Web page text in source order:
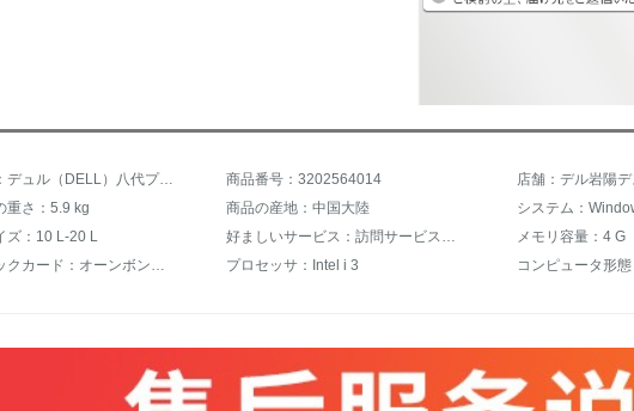
商品名称：デュル（DELL）八代プロセッサディップセット本台は3670本のミニデュプレットi 3/i 5/i 7ブランドデュプレットセット本台i 3-8100 4 G 1 TBセットになっています。 商品番号：3202564014
店舗：デル岩陽
重さ：5.9 kg
商品の産地：中国大陸
システム：
ズ：10 L-20 L
好ましいサービス：訪問サービス、三年間品質保証
メモリ容量：4 G
グラフィックカード：オーンボンドドドドビデオ
プロセッサ：Intel i 3 コンピュータ形